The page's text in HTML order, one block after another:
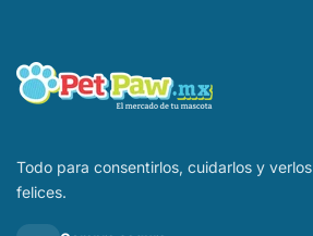
Todo para consentirlos, cuidarlos y verlos
felices.